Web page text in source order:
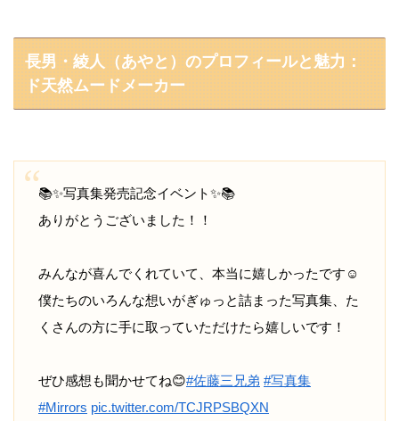
長男・綾人（あやと）のプロフィールと魅力：
ド天然ムードメーカー
📚✨写真集発売記念イベント✨📚
ありがとうございました！！
みんなが喜んでくれていて、本当に嬉しかったです☺️
僕たちのいろんな想いがぎゅっと詰まった写真集、た
くさんの方に手に取っていただけたら嬉しいです！
ぜひ感想も聞かせてね😊#佐藤三兄弟 #写真集
#Mirrors pic.twitter.com/TCJRPSBQXN